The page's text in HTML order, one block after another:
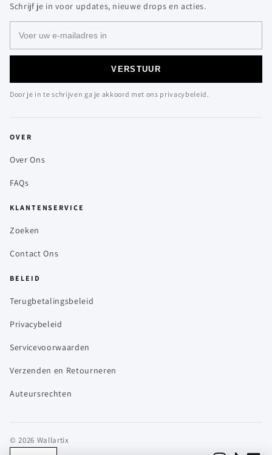
Schrijf je in voor updates, nieuwe drops en acties.
VERSTUUR
Door je in te schrijven ga je akkoord met ons privacybeleid.
OVER
Over Ons
FAQs
KLANTENSERVICE
Zoeken
Contact Ons
BELEID
Terugbetalingsbeleid
Privacybeleid
Servicevoorwaarden
Verzenden en Retourneren
Auteursrechten
© 2026 Wallartix